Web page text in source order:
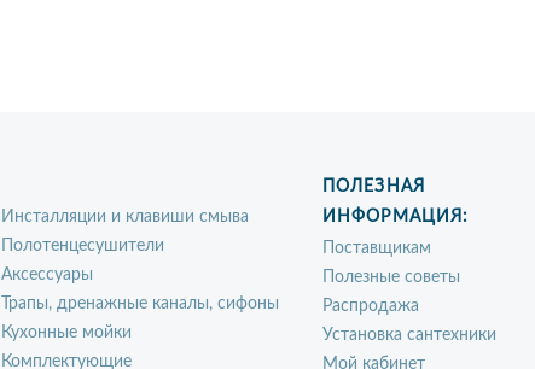
Инсталляции и клавиши смыва
Полотенцесушители
Аксессуары
Трапы, дренажные каналы, сифоны
Кухонные мойки
Комплектующие
ПОЛЕЗНАЯ
ИНФОРМАЦИЯ:
Поставщикам
Полезные советы
Распродажа
Установка сантехники
Мой кабинет